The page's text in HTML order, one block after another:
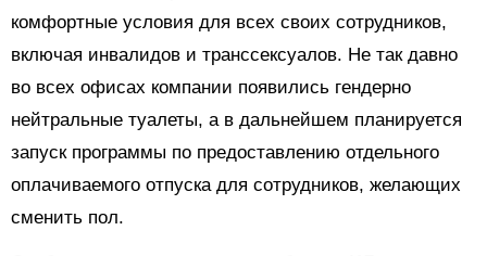
комфортные условия для всех своих сотрудников,
включая инвалидов и транссексуалов. Не так давно
во всех офисах компании появились гендерно
нейтральные туалеты, а в дальнейшем планируется
запуск программы по предоставлению отдельного
оплачиваемого отпуска для сотрудников, желающих
сменить пол.